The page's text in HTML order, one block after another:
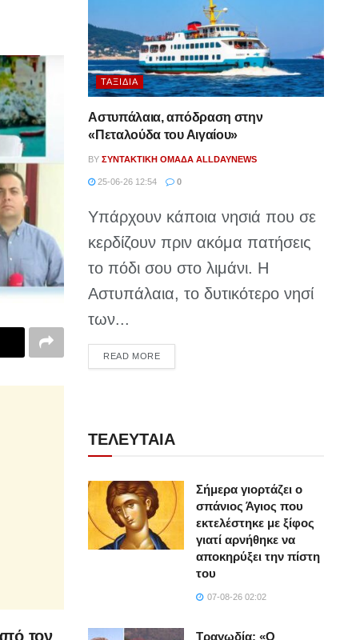
τον
ΤΑΞΊΔΙΑ
Αστυπάλαια, απόδραση στην
«Πεταλούδα του Αιγαίου»
BY ΣΥΝΤΑΚΤΙΚΉ ΟΜΆΔΑ ALLDAYNEWS
25-06-26 12:54 0
Υπάρχουν κάποια νησιά που σε
κερδίζουν πριν ακόμα πατήσεις
το πόδι σου στο λιμάνι. Η
Αστυπάλαια, το δυτικότερο νησί
των...
READ MOREDETAILS
ΤΕΛΕΥΤΑΙΑ
Σήμερα γιορτάζει ο
σπάνιος Άγιος που
εκτελέστηκε με ξίφος
γιατί αρνήθηκε να
αποκηρύξει την πίστη
του
07-08-26 02:02
Τραγωδία: «Ο